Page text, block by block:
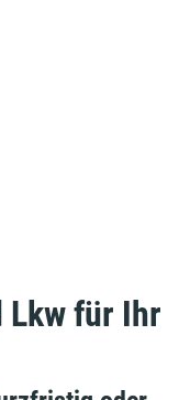
Lkw für Ihr